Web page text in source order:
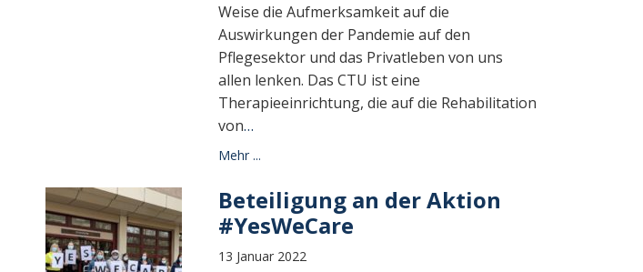
Weise die Aufmerksamkeit auf die
Auswirkungen der Pandemie auf den
Pflegesektor und das Privatleben von uns
allen lenken. Das CTU ist eine
Therapieeinrichtung, die auf die Rehabilitation
von…
Mehr ...
Beteiligung an der Aktion
#YesWeCare
13 Januar 2022